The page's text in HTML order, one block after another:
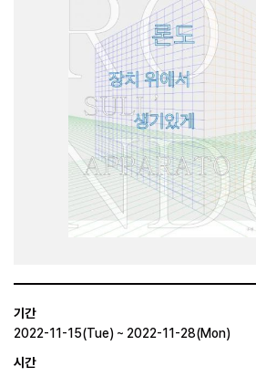
기간
2022-11-15(Tue) ~ 2022-11-28(Mon)
시간